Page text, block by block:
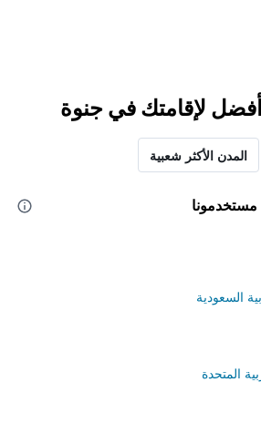
أفضل لإقامتك في جنوة
المدن الأكثر شعبية
مستخدمونا
السعودية
المتحدة